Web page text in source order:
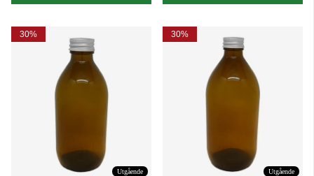
30%
Utgående
30%
Utgående